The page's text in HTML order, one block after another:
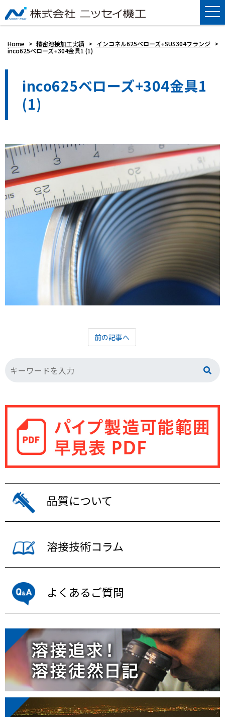
Home > 精密溶接加工実績 > インコネル625ベローズ+SUS304フランジ >
inco625ベローズ+304金具1 (1)
inco625ベローズ+304金具1
(1)
前の記事へ
品質について
溶接技術コラム
よくあるご質問